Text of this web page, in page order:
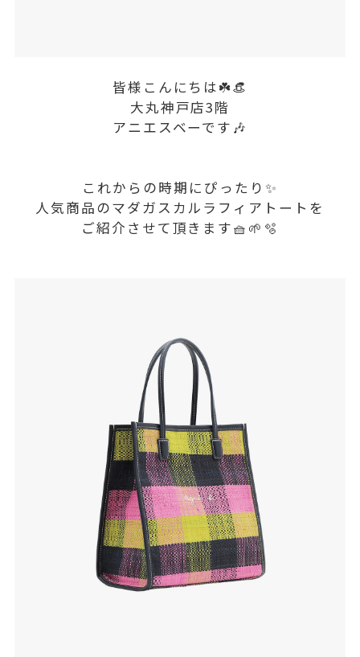
皆様こんにちは☘️👒
大丸神戸店3階
アニエスベーです🎶
これからの時期にぴったり✨
人気商品のマダガスカルラフィアトートを
ご紹介させて頂きます🧺🌱🫧